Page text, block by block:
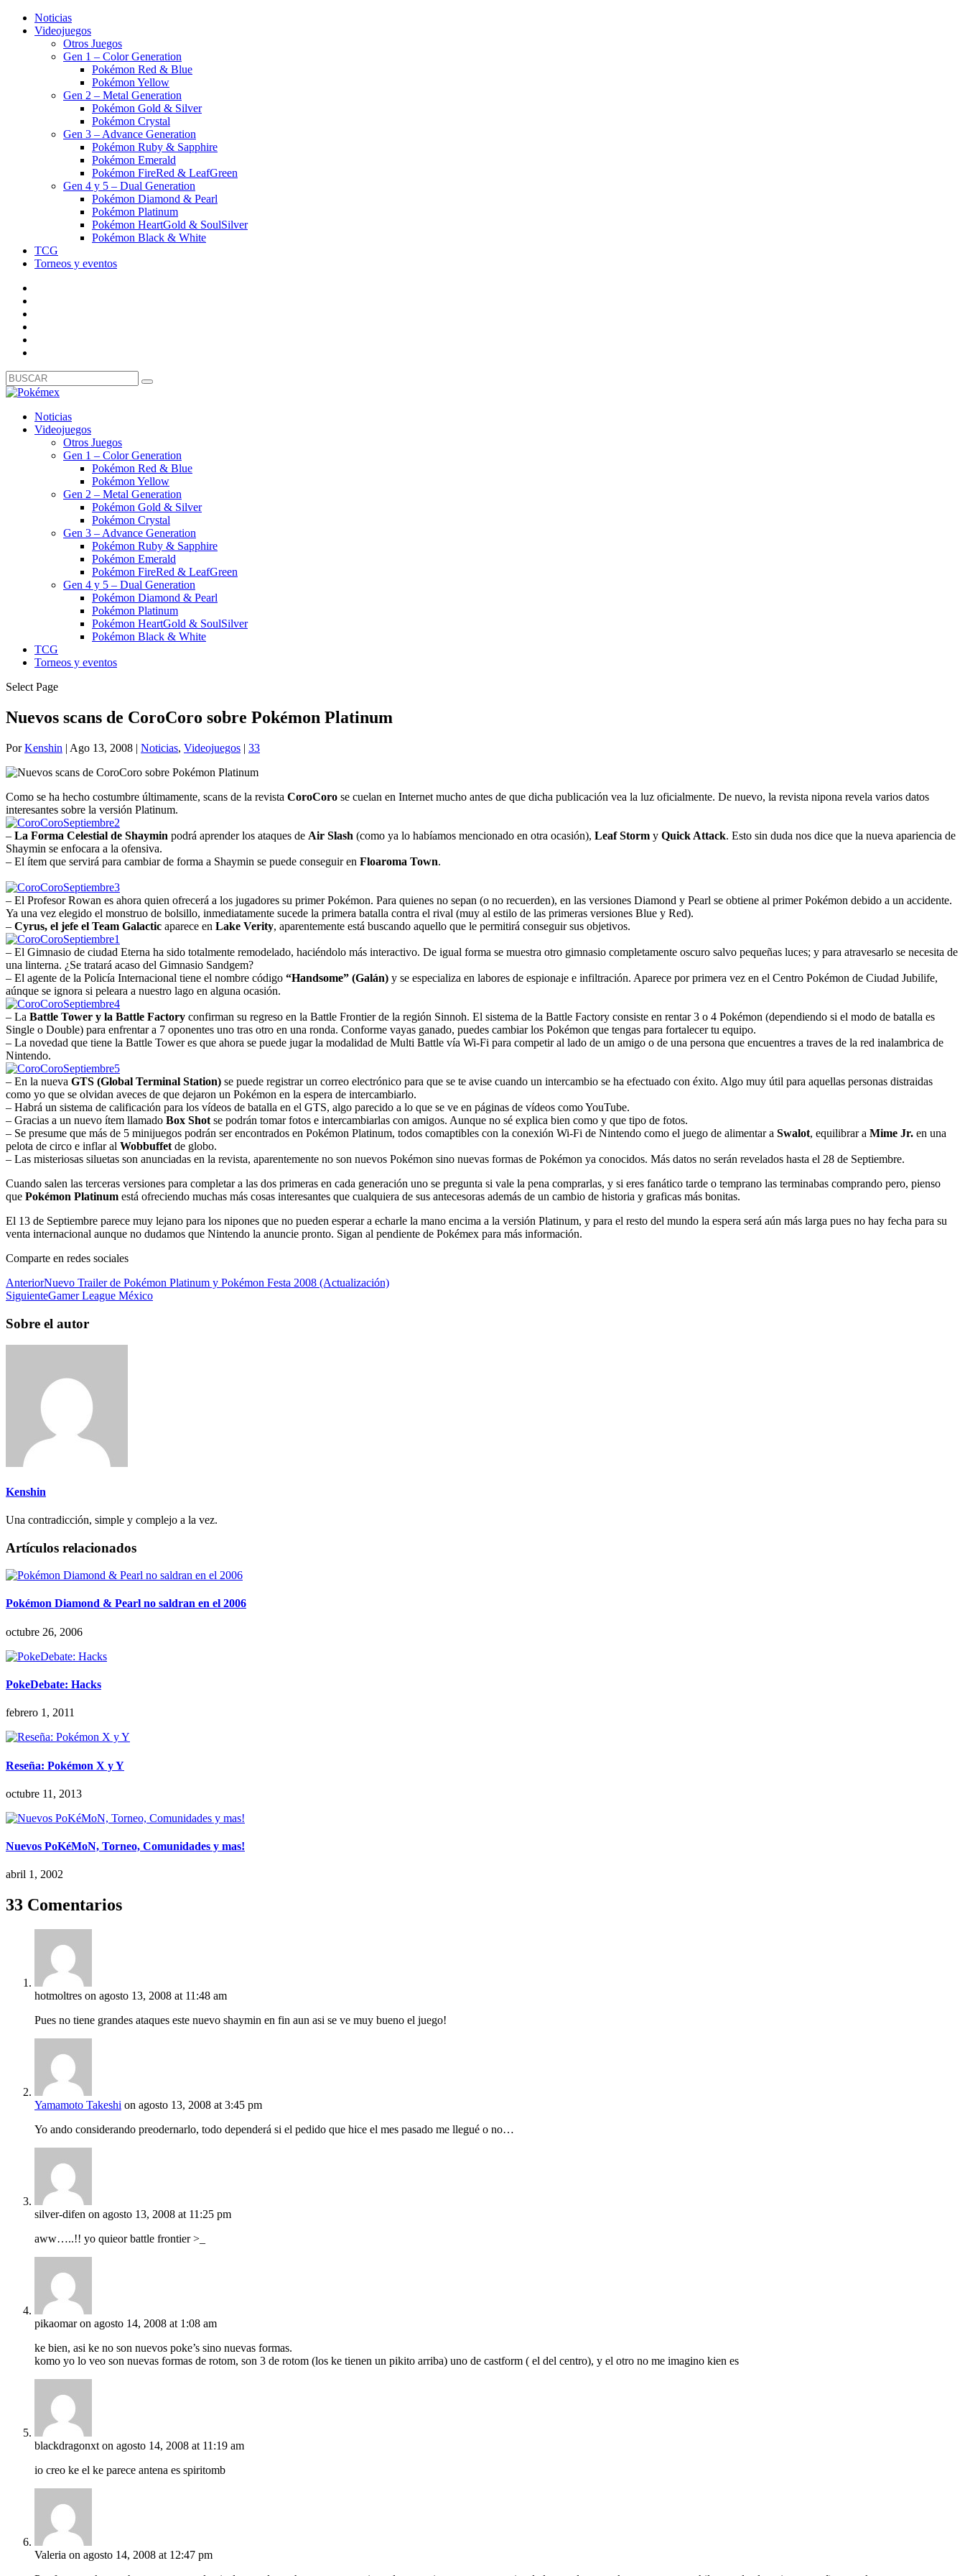
Noticias
Videojuegos
Otros Juegos
Gen 1 – Color Generation
Pokémon Red & Blue
Pokémon Yellow
Gen 2 – Metal Generation
Pokémon Gold & Silver
Pokémon Crystal
Gen 3 – Advance Generation
Pokémon Ruby & Sapphire
Pokémon Emerald
Pokémon FireRed & LeafGreen
Gen 4 y 5 – Dual Generation
Pokémon Diamond & Pearl
Pokémon Platinum
Pokémon HeartGold & SoulSilver
Pokémon Black & White
TCG
Torneos y eventos
Noticias
Videojuegos
Otros Juegos
Gen 1 – Color Generation
Pokémon Red & Blue
Pokémon Yellow
Gen 2 – Metal Generation
Pokémon Gold & Silver
Pokémon Crystal
Gen 3 – Advance Generation
Pokémon Ruby & Sapphire
Pokémon Emerald
Pokémon FireRed & LeafGreen
Gen 4 y 5 – Dual Generation
Pokémon Diamond & Pearl
Pokémon Platinum
Pokémon HeartGold & SoulSilver
Pokémon Black & White
TCG
Torneos y eventos
Select Page
Nuevos scans de CoroCoro sobre Pokémon Platinum
PorKenshin | Ago 13, 2008 | Noticias, Videojuegos | 33
Como se ha hecho costumbre últimamente, scans de la revista CoroCoro se cuelan en Internet mucho antes de que dicha publicación vea la luz oficialmente. De nuevo, la revista nipona revela varios datos
interesantes sobre la versión Platinum.
– La Forma Celestial de Shaymin podrá aprender los ataques de Air Slash (como ya lo habíamos mencionado en otra ocasión), Leaf Storm y Quick Attack. Esto sin duda nos dice que la nueva apariencia de
Shaymin se enfocara a la ofensiva.
– El ítem que servirá para cambiar de forma a Shaymin se puede conseguir en Floaroma Town.
– El Profesor Rowan es ahora quien ofrecerá a los jugadores su primer Pokémon. Para quienes no sepan (o no recuerden), en las versiones Diamond y Pearl se obtiene al primer Pokémon debido a un accidente.
Ya una vez elegido el monstruo de bolsillo, inmediatamente sucede la primera batalla contra el rival (muy al estilo de las primeras versiones Blue y Red).
– Cyrus, el jefe el Team Galactic aparece en Lake Verity, aparentemente está buscando aquello que le permitirá conseguir sus objetivos.
– El Gimnasio de ciudad Eterna ha sido totalmente remodelado, haciéndolo más interactivo. De igual forma se muestra otro gimnasio completamente oscuro salvo pequeñas luces; y para atravesarlo se necesita de
una linterna. ¿Se tratará acaso del Gimnasio Sandgem?
– El agente de la Policía Internacional tiene el nombre código “Handsome” (Galán) y se especializa en labores de espionaje e infiltración. Aparece por primera vez en el Centro Pokémon de Ciudad Jubilife,
aúnque se ignora si peleara a nuestro lago en alguna ocasión.
– La Battle Tower y la Battle Factory confirman su regreso en la Battle Frontier de la región Sinnoh. El sistema de la Battle Factory consiste en rentar 3 o 4 Pokémon (dependiendo si el modo de batalla es
Single o Double) para enfrentar a 7 oponentes uno tras otro en una ronda. Conforme vayas ganado, puedes cambiar los Pokémon que tengas para fortalecer tu equipo.
– La novedad que tiene la Battle Tower es que ahora se puede jugar la modalidad de Multi Battle vía Wi-Fi para competir al lado de un amigo o de una persona que encuentres a traves de la red inalambrica de
Nintendo.
– En la nueva GTS (Global Terminal Station) se puede registrar un correo electrónico para que se te avise cuando un intercambio se ha efectuado con éxito. Algo muy útil para aquellas personas distraidas
como yo que se olvidan aveces de que dejaron un Pokémon en la espera de intercambiarlo.
– Habrá un sistema de calificación para los vídeos de batalla en el GTS, algo parecido a lo que se ve en páginas de vídeos como YouTube.
– Gracias a un nuevo ítem llamado Box Shot se podrán tomar fotos e intercambiarlas con amigos. Aunque no sé explica bien como y que tipo de fotos.
– Se presume que más de 5 minijuegos podrán ser encontrados en Pokémon Platinum, todos comaptibles con la conexión Wi-Fi de Nintendo como el juego de alimentar a Swalot, equilibrar a Mime Jr. en una
pelota de circo e inflar al Wobbuffet de globo.
– Las misteriosas siluetas son anunciadas en la revista, aparentemente no son nuevos Pokémon sino nuevas formas de Pokémon ya conocidos. Más datos no serán revelados hasta el 28 de Septiembre.
Cuando salen las terceras versiones para completar a las dos primeras en cada generación uno se pregunta si vale la pena comprarlas, y si eres fanático tarde o temprano las terminabas comprando pero, pienso
que Pokémon Platinum está ofreciendo muchas más cosas interesantes que cualquiera de sus antecesoras además de un cambio de historia y graficas más bonitas.
El 13 de Septiembre parece muy lejano para los nipones que no pueden esperar a echarle la mano encima a la versión Platinum, y para el resto del mundo la espera será aún más larga pues no hay fecha para su
venta internacional aunque no dudamos que Nintendo la anuncie pronto. Sigan al pendiente de Pokémex para más información.
Comparte en redes sociales
AnteriorNuevo Trailer de Pokémon Platinum y Pokémon Festa 2008 (Actualización)
SiguienteGamer League México
Sobre el autor
Kenshin
Una contradicción, simple y complejo a la vez.
Artículos relacionados
Pokémon Diamond & Pearl no saldran en el 2006
octubre 26, 2006
PokeDebate: Hacks
febrero 1, 2011
Reseña: Pokémon X y Y
octubre 11, 2013
Nuevos PoKéMoN, Torneo, Comunidades y mas!
abril 1, 2002
33 Comentarios
hotmoltres on agosto 13, 2008 at 11:48 am
Pues no tiene grandes ataques este nuevo shaymin en fin aun asi se ve muy bueno el juego!
Yamamoto Takeshi on agosto 13, 2008 at 3:45 pm
Yo ando considerando preodernarlo, todo dependerá si el pedido que hice el mes pasado me llegué o no…
silver-difen on agosto 13, 2008 at 11:25 pm
aww…..!! yo quieor battle frontier >_
pikaomar on agosto 14, 2008 at 1:08 am
ke bien, asi ke no son nuevos poke’s sino nuevas formas.
komo yo lo veo son nuevas formas de rotom, son 3 de rotom (los ke tienen un pikito arriba) uno de castform ( el del centro), y el otro no me imagino kien es
blackdragonxt on agosto 14, 2008 at 11:19 am
io creo ke el ke parece antena es spiritomb
Valeria on agosto 14, 2008 at 12:47 pm